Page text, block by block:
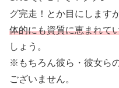
グ完走！とか目にします
体的にも資質に恵まれて
しょう。
※もちろん彼ら・彼女ら
ございません。